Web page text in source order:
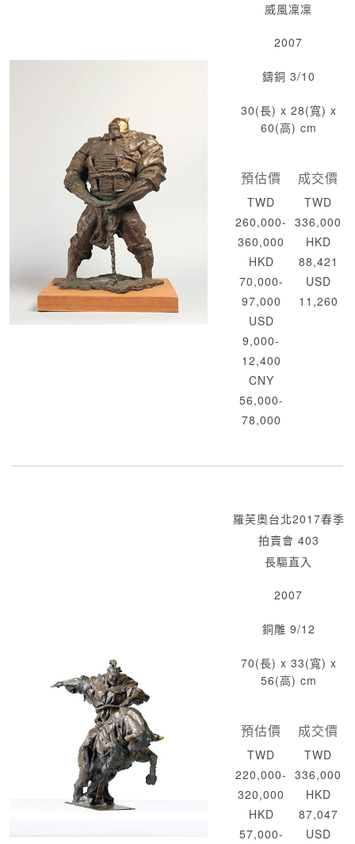
威風凜凜
2007
鑄銅 3/10
30(長) x 28(寬) x
60(高) cm
預估價
TWD
260,000-
360,000
HKD
70,000-
97,000
USD
9,000-
12,400
CNY
56,000-
78,000
成交價
TWD
336,000
HKD
88,421
USD
11,260
羅芙奧台北2017春季
拍賣會 403
長驅直入
2007
銅雕 9/12
70(長) x 33(寬) x
56(高) cm
預估價
TWD
220,000-
320,000
HKD
57,000-
成交價
TWD
336,000
HKD
87,047
USD